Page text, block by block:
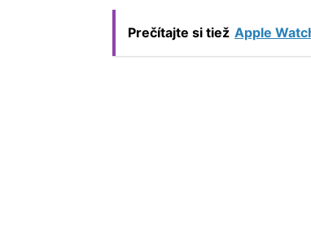
Prečítajte si tiež Apple